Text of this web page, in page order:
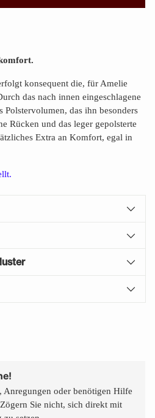
konsequent die, für Amelie
das nach innen eingeschlagene
Polstervolumen, das ihn besonders
Rücken und das leger gepolsterte
Extra an Komfort, egal in
Anregungen oder benötigen Hilfe
Sie nicht, sich direkt mit